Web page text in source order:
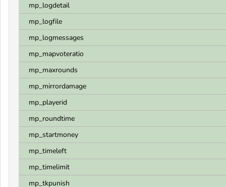
mp_logdetail
mp_logfile
mp_logmessages
mp_mapvoteratio
mp_maxrounds
mp_mirrordamage
mp_playerid
mp_roundtime
mp_startmoney
mp_timeleft
mp_timelimit
mp_tkpunish